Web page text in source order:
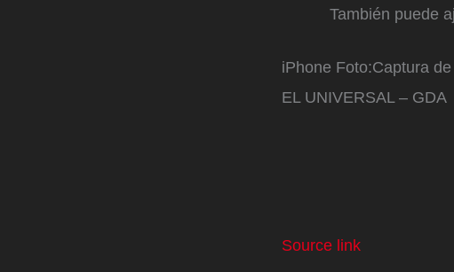
También puede
iPhone Foto:Captura
EL UNIVERSAL – GDA
Source link